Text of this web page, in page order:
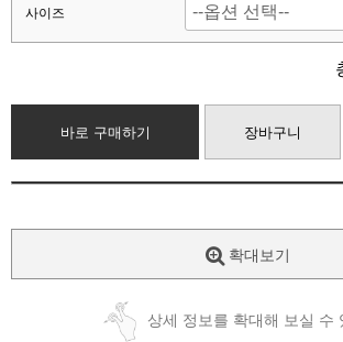
사이즈
바로 구매하기 장바구니
확대보기
상세 정보를 확대해 보실 수